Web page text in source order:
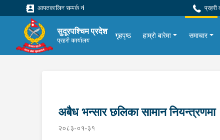
आपतकालिन सम्पर्क नं
सुदूरपश्चिम प्रदेश
प्रहरी कार्यालय
गृहपृष्ठ हाम्रो बारेमा समाचार
अबैध भन्सार छलिका सामान नियन्त्रणमा
२०८३-०१-३१